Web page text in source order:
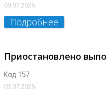
09.07.2026
Подробнее
Приостановлено
Код 157
03.07.2026